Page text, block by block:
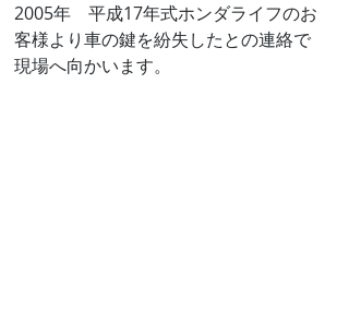
2005年　平成17年式ホンダライフのお
客様より車の鍵を紛失したとの連絡で
現場へ向かいます。